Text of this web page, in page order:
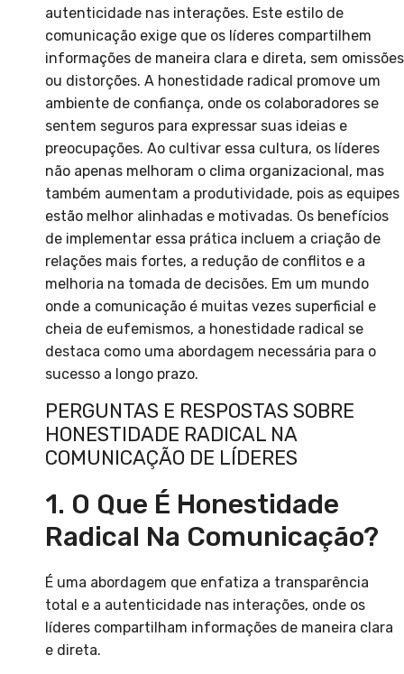
autenticidade nas interações. Este estilo de
comunicação exige que os líderes compartilhem
informações de maneira clara e direta, sem omissões
ou distorções. A honestidade radical promove um
ambiente de confiança, onde os colaboradores se
sentem seguros para expressar suas ideias e
preocupações. Ao cultivar essa cultura, os líderes
não apenas melhoram o clima organizacional, mas
também aumentam a produtividade, pois as equipes
estão melhor alinhadas e motivadas. Os benefícios
de implementar essa prática incluem a criação de
relações mais fortes, a redução de conflitos e a
melhoria na tomada de decisões. Em um mundo
onde a comunicação é muitas vezes superficial e
cheia de eufemismos, a honestidade radical se
destaca como uma abordagem necessária para o
sucesso a longo prazo.
PERGUNTAS E RESPOSTAS SOBRE
HONESTIDADE RADICAL NA
COMUNICAÇÃO DE LÍDERES
1. O Que É Honestidade
Radical Na Comunicação?
É uma abordagem que enfatiza a transparência
total e a autenticidade nas interações, onde os
líderes compartilham informações de maneira clara
e direta.